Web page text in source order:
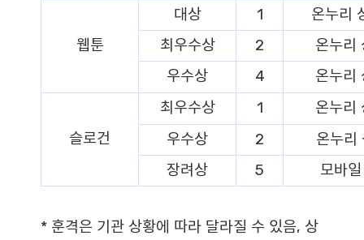
웹툰
대상 1
온누리
최우수상
2
온누리
우수상
4 온누리
슬로건
최우수상 1
온누리
우수상
2
온누리
장려상
5 모바
* 훈격은 기관 상황에 따라 달라질 수 있음, 상